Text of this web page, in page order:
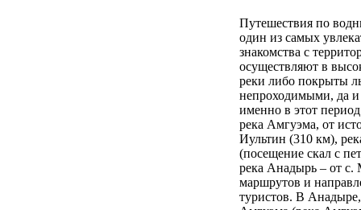
Путешествия по
один из самых
знакомства с
осуществляют в
реки либо покрыты
непроходимыми, да и
именно в этот
река Амгуэма, от
Иультин (310 км),
(посещение скал с
река Анадырь – от с.
маршрутов и
туристов. В